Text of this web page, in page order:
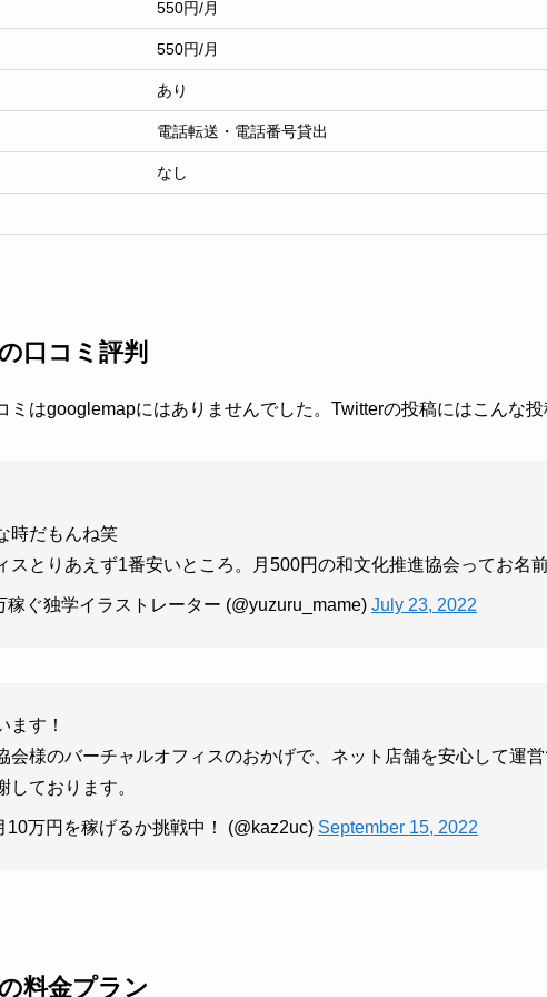
550円/月
550円/月
あり
電話転送・電話番号貸出
なし
口コミ評判
ミはgooglemapにはありませんでした。Twitterの投稿にはこんな投
時だもんね笑
スとりあえず1番安いところ。月500円の和文化推進協会ってお名
ぐ独学イラストレーター (@yuzuru_mame) July 23, 2022
ます！
会様のバーチャルオフィスのおかげで、ネット店舗を安心して運営
しております。
万円を稼げるか挑戦中！ (@kaz2uc) September 15, 2022
料金プラン